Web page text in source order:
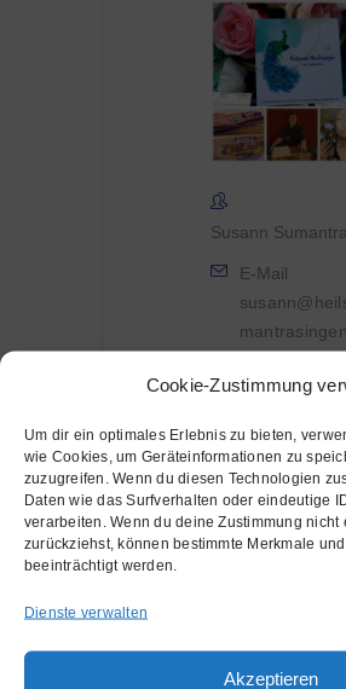
Cookie-Zustimmung
Um dir ein optimales Erlebnis zu bieten,
wie Cookies, um Geräteinformationen zu
zuzugreifen. Wenn du diesen Technologien
Daten wie das Surfverhalten oder eindeutige
verarbeiten. Wenn du deine Zustimmung nicht
zurückziehst, können bestimmte Merkmale
beeinträchtigt werden.
Dienste verwalten
Akzeptieren
Susann Sumantra
E-Mail
https://